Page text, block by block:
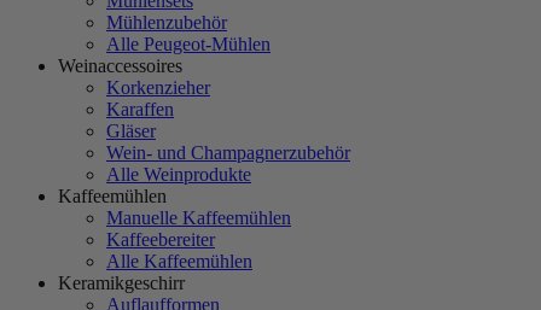
Mühlenzubehör
Alle Peugeot-Mühlen
Weinaccessoires
Korkenzieher
Karaffen
Gläser
Wein- und Champagnerzubehör
Alle Weinprodukte
Kaffeemühlen
Manuelle Kaffeemühlen
Kaffeebereiter
Alle Kaffeemühlen
Keramikgeschirr
Auflaufformen